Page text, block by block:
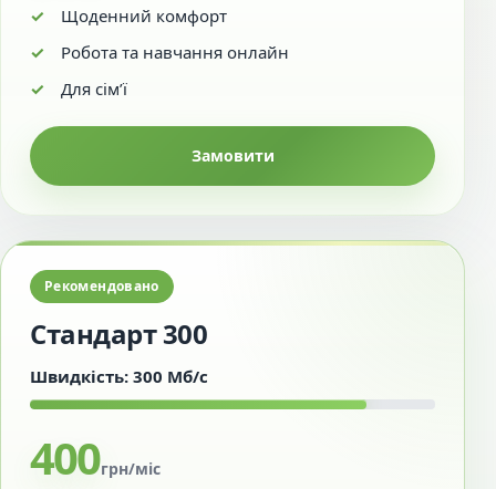
Щоденний комфорт
Робота та навчання онлайн
Для сім’ї
Замовити
Рекомендовано
Стандарт 300
Швидкість: 300 Мб/с
400грн/міс